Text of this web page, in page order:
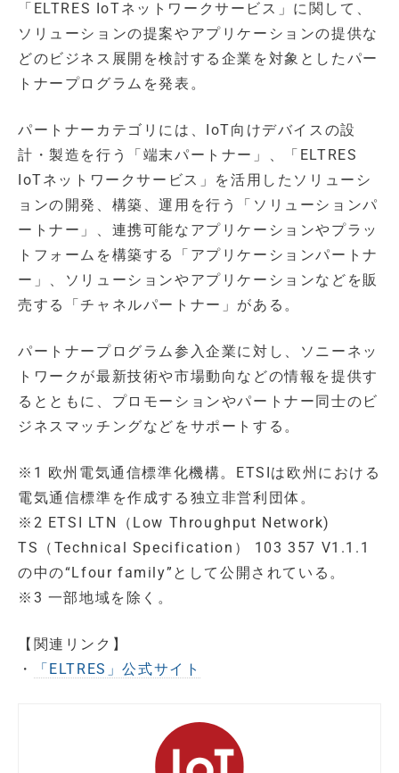
「ELTRES IoTネットワークサービス」に関して、
ソリューションの提案やアプリケーションの提供な
どのビジネス展開を検討する企業を対象としたパー
トナープログラムを発表。
パートナーカテゴリには、IoT向けデバイスの設
計・製造を行う「端末パートナー」、「ELTRES
IoTネットワークサービス」を活用したソリューシ
ョンの開発、構築、運用を行う「ソリューションパ
ートナー」、連携可能なアプリケーションやプラッ
トフォームを構築する「アプリケーションパートナ
ー」、ソリューションやアプリケーションなどを販
売する「チャネルパートナー」がある。
パートナープログラム参入企業に対し、ソニーネッ
トワークが最新技術や市場動向などの情報を提供す
るとともに、プロモーションやパートナー同士のビ
ジネスマッチングなどをサポートする。
※1 欧州電気通信標準化機構。ETSIは欧州における
電気通信標準を作成する独立非営利団体。
※2 ETSI LTN（Low Throughput Network)
TS（Technical Specification） 103 357 V1.1.1
の中の“Lfour family”として公開されている。
※3 一部地域を除く。
【関連リンク】
・
「ELTRES」公式サイト